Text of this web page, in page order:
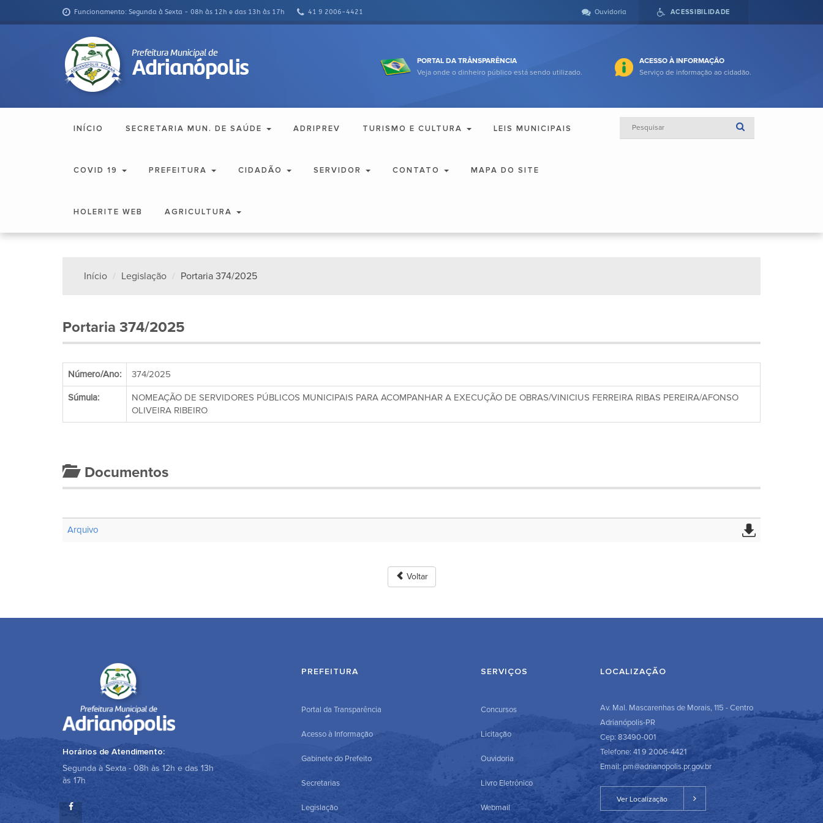
Funcionamento: Segunda à Sexta - 08h às 12h e das 13h às 17h 41 9 2006-4421 ACESSIBILIDADE
Ouvidoria
PORTAL DA TRÂNSPARÊNCIA
Veja onde o dinheiro público está sendo utilizado.
ACESSO À INFORMAÇÃO
Serviço de informação ao cidadão.
INÍCIO SECRETARIA MUN. DE SAÚDE ADRIPREV TURISMO E CULTURA LEIS MUNICIPAIS
COVID 19 PREFEITURA CIDADÃO SERVIDOR CONTATO MAPA DO SITE
HOLERITE WEB AGRICULTURA
Início Legislação Portaria 374/2025
Portaria 374/2025
Número/Ano: 374/2025
Súmula:
NOMEAÇÃO DE SERVIDORES PÚBLICOS MUNICIPAIS PARA ACOMPANHAR A EXECUÇÃO DE OBRAS/VINICIUS FERREIRA RIBAS PEREIRA/AFONSO
OLIVEIRA RIBEIRO
Documentos
Arquivo
Voltar
Horários de Atendimento:
Segunda à Sexta - 08h às 12h e das 13h
às 17h
PREFEITURA
Portal da Transparência
Acesso à Informação
Gabinete do Prefeito
Secretarias
Legislação
SERVIÇOS
Concursos
Licitação
Ouvidoria
Livro Eletrônico
Webmail
LOCALIZAÇÃO
Av. Mal. Mascarenhas de Morais, 115 - Centro
Adrianópolis-PR
Cep: 83490-001
Telefone: 41 9 2006-4421
Email: pm@adrianopolis.pr.gov.br
Ver Localização